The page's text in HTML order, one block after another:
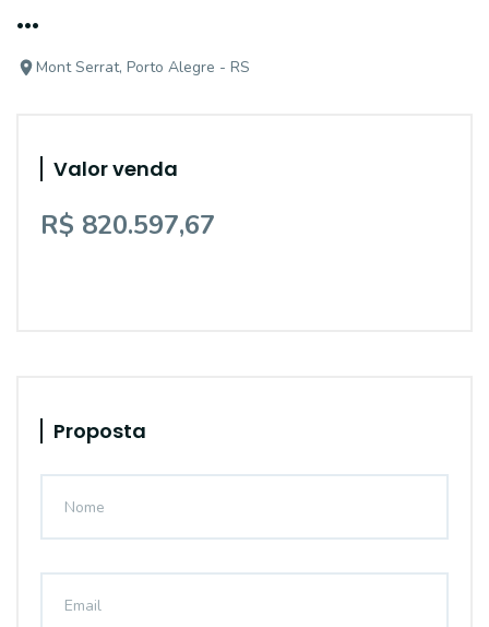
...
Mont Serrat, Porto Alegre - RS
Valor venda
R$ 820.597,67
Proposta